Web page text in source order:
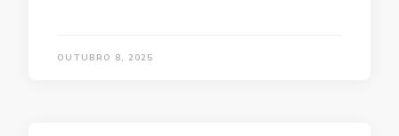
OUTUBRO 8, 2025